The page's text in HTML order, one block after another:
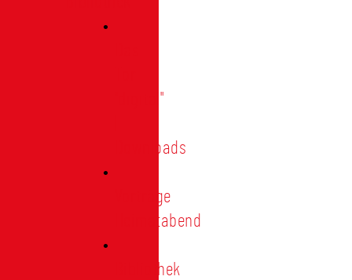
"digital"
Downloads
Vorträge
Heimatabend
Bibliothek